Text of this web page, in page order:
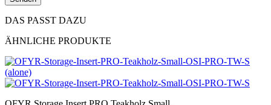
DAS PASST DAZU
ÄHNLICHE PRODUKTE